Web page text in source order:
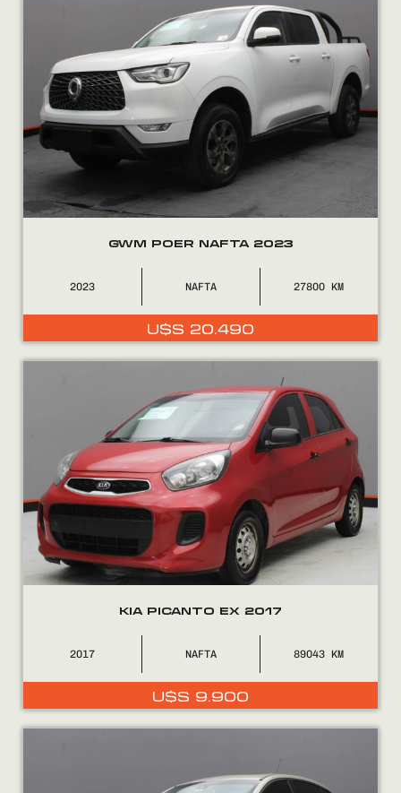
Encontranos en
GWM POER NAFTA 2023
2023 NAFTA 27800
U$S 20.490
KIA PICANTO EX 2017
2017 NAFTA 89043
U$S 9.900